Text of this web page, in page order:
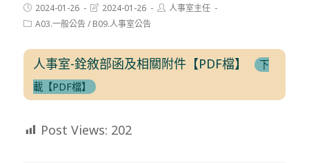
Post
published:
2024-01-26
Post
modified:
2024-01-26
Post人事室主任
PostA03.一般公告/ B09.人事室公告
人事室-銓敘部函及相關附件【PDF檔】
下
載【PDF檔】
Post Views: 202